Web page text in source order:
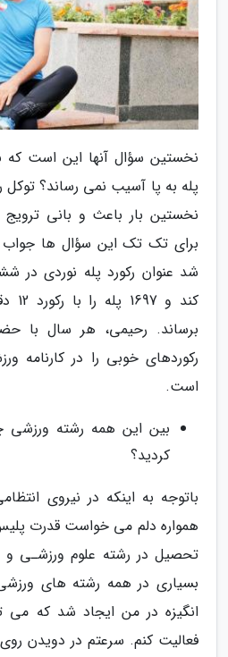
نخستین سؤال آنها این است که
پله به پا آسیب نمی رساند؟
نخستین بار باعث و بانی
شد عنوان رکورد پله نوردی در
برساند. رحیمی، هر سال با
رکوردهای خوبی را در کارنامه
است.
بین این همه رشته ورزشی
کردید؟
باتوجه به اینکه در نیروی
همواره دلم می خواست قدرت
تحصیل در رشته علوم ورزشـی
بسیاری در همه رشته های
انگیزه در من ایجاد شد که می
فعالیت کنم. سرعتم در دویدن